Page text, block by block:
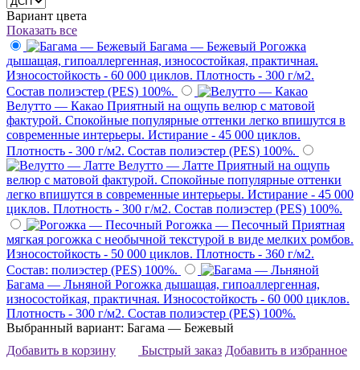
Вариант цвета
Показать все
Багама — Бежевый Рогожка
дышащая, гипоаллергенная, износостойкая, практичная.
Износостойкость - 60 000 циклов. Плотность - 300 г/м2.
Состав полиэстер (PES) 100%.
Велутто — Какао Приятный на ощупь велюр с матовой
фактурой. Спокойные популярные оттенки легко впишутся в
современные интерьеры. Истирание - 45 000 циклов.
Плотность - 300 г/м2. Состав полиэстер (PES) 100%.
Велутто — Латте Приятный на ощупь
велюр с матовой фактурой. Спокойные популярные оттенки
легко впишутся в современные интерьеры. Истирание - 45 000
циклов. Плотность - 300 г/м2. Состав полиэстер (PES) 100%.
Рогожка — Песочный Приятная
мягкая рогожка с необычной текстурой в виде мелких ромбов.
Износостойкость - 50 000 циклов. Плотность - 360 г/м2.
Состав: полиэстер (PES) 100%.
Багама — Льняной Рогожка дышащая, гипоаллергенная,
износостойкая, практичная. Износостойкость - 60 000 циклов.
Плотность - 300 г/м2. Состав полиэстер (PES) 100%.
Выбранный вариант: Багама — Бежевый
Добавить в корзину
Быстрый заказ Добавить в избранное